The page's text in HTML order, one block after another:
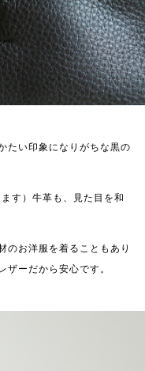
たい印象になりがちな黒の
す）牛革も、見た目を和
のお洋服を着ることもあり
ザーだから安心です。